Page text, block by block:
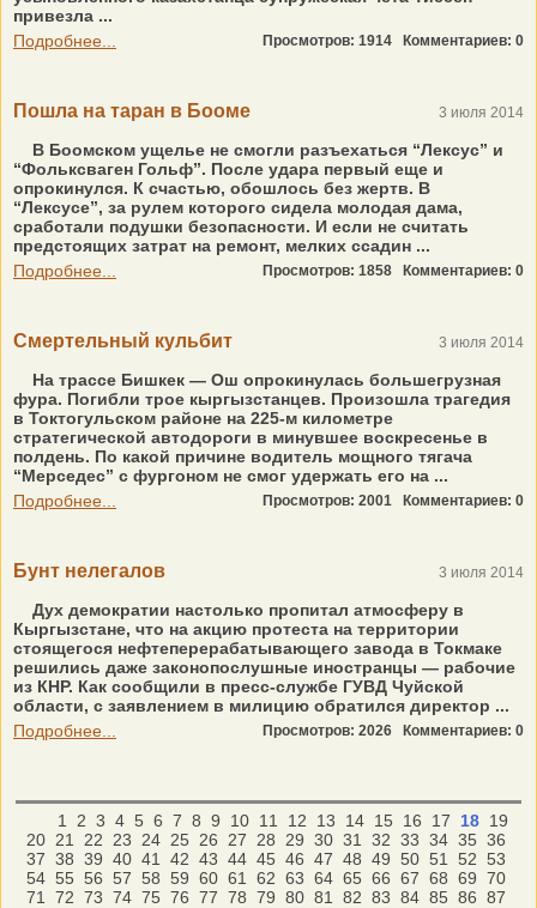
привезла ...
Подробнее...
Просмотров: 1914 Комментариев: 0
Пошла на таран в Бооме 3 июля 2014
В Боомском ущелье не смогли разъехаться “Лексус” и
“Фольксваген Гольф”. После удара первый еще и
опрокинулся. К счастью, обошлось без жертв. В
“Лексусе”, за рулем которого сидела молодая дама,
сработали подушки безопасности. И если не считать
предстоящих затрат на ремонт, мелких ссадин ...
Подробнее...
Просмотров: 1858 Комментариев: 0
Смертельный кульбит 3 июля 2014
На трассе Бишкек — Ош опрокинулась большегрузная
фура. Погибли трое кыргызстанцев. Произошла трагедия
в Токтогульском районе на 225-м километре
стратегической автодороги в минувшее воскресенье в
полдень. По какой причине водитель мощного тягача
“Мерседес” с фургоном не смог удержать его на ...
Подробнее...
Просмотров: 2001 Комментариев: 0
Бунт нелегалов 3 июля 2014
Дух демократии настолько пропитал атмосферу в
Кыргызстане, что на акцию протеста на территории
стоящегося нефтеперерабатывающего завода в Токмаке
решились даже законопослушные иностранцы — рабочие
из КНР. Как сообщили в пресс-службе ГУВД Чуйской
области, с заявлением в милицию обратился директор ...
Подробнее...
Просмотров: 2026 Комментариев: 0
1 2 3 4 5 6 7 8 9 10 11 12 13 14 15 16 17 18 19
20 21 22 23 24 25 26 27 28 29 30 31 32 33 34 35 36
37 38 39 40 41 42 43 44 45 46 47 48 49 50 51 52 53
54 55 56 57 58 59 60 61 62 63 64 65 66 67 68 69 70
71
72 73 74 75 76 77 78 79 80 81 82 83 84 85 86 87